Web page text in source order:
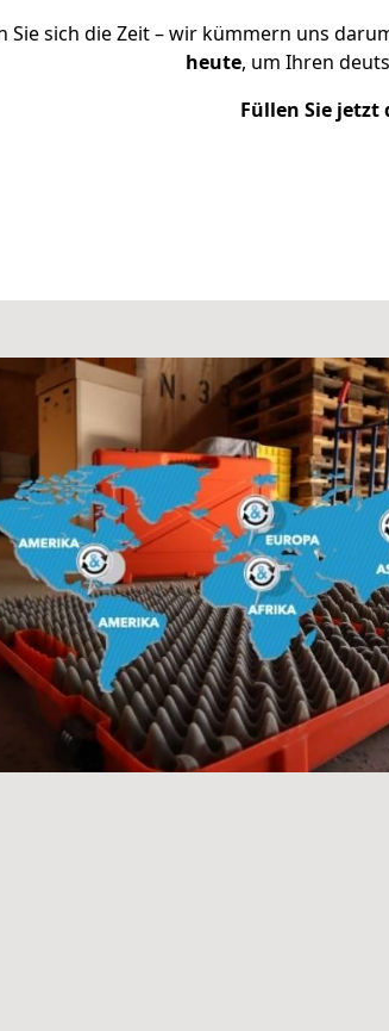
Sie sich die Zeit – wir kümmern uns
heute, um Ihren
Füllen Sie jetzt